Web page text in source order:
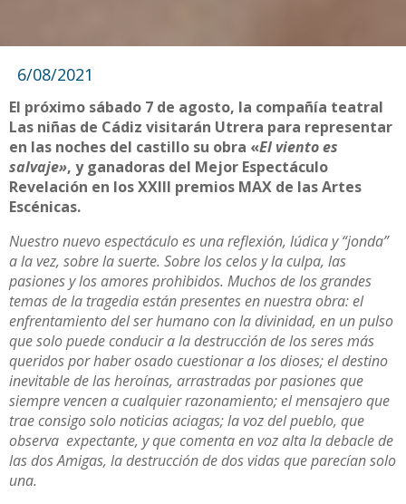
6/08/2021
El próximo sábado 7 de agosto, la compañía teatral
Las niñas de Cádiz visitarán Utrera para representar
en las noches del castillo su obra «El viento es
salvaje», y ganadoras del Mejor Espectáculo
Revelación en los XXIII premios MAX de las Artes
Escénicas.
Nuestro nuevo espectáculo es una reflexión, lúdica y “jonda”
a la vez, sobre la suerte. Sobre los celos y la culpa, las
pasiones y los amores prohibidos. Muchos de los grandes
temas de la tragedia están presentes en nuestra obra: el
enfrentamiento del ser humano con la divinidad, en un pulso
que solo puede conducir a la destrucción de los seres más
queridos por haber osado cuestionar a los dioses; el destino
inevitable de las heroínas, arrastradas por pasiones que
siempre vencen a cualquier razonamiento; el mensajero que
trae consigo solo noticias aciagas; la voz del pueblo, que
observa expectante, y que comenta en voz alta la debacle de
las dos Amigas, la destrucción de dos vidas que parecían solo
una.